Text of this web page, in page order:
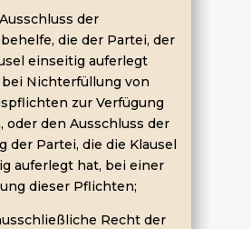
der
die der Partei, der
einseitig auferlegt
Nichterfüllung von
zur Verfügung
oder den Ausschluss der
der Partei, die die Klausel
auferlegt hat, bei einer
dieser Pflichten;
Recht der